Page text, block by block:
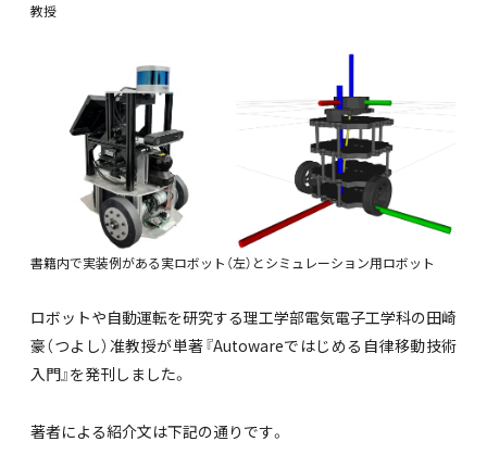
教授
書籍内で実装例がある実ロボット（左）とシミュレーション用ロボット
ロボットや自動運転を研究する理工学部電気電子工学科の田崎
豪（つよし）准教授が単著『Autowareではじめる自律移動技術
入門』を発刊しました。
著者による紹介文は下記の通りです。